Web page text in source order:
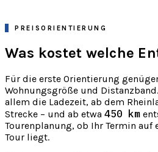
PREISORIENTIERUNG
Was kostet welche
Für die erste Orientierung
Wohnungsgröße und
allem die Ladezeit, ab dem
Strecke – und ab etwa 450 km
Tourenplanung, ob Ihr Termin auf
Tour liegt.